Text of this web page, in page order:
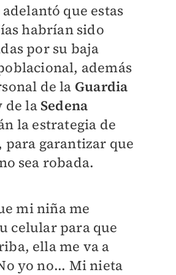
adelantó que estas
habrían sido
por su baja
además
de la Guardia
de la Sedena
la estrategia de
para garantizar que
sea robada.
mi niña me
celular para que
ella me va a
yo no... Mi nieta